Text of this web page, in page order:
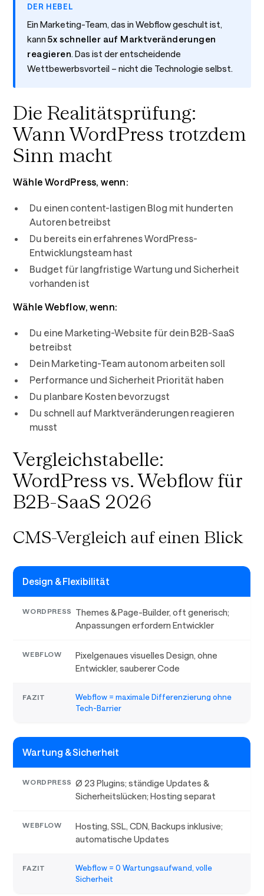
DER HEBEL
Ein Marketing-Team, das in Webflow geschult ist,
kann5x schneller auf Marktveränderungen
reagieren. Das ist der entscheidende
Wettbewerbsvorteil – nicht die Technologie selbst.
Die Realitätsprüfung:
Wann WordPress trotzdem
Sinn macht
Wähle WordPress, wenn:
Du einen content-lastigen Blog mit hunderten
Autoren betreibst
Du bereits ein erfahrenes WordPress-
Entwicklungsteam hast
Budget für langfristige Wartung und Sicherheit
vorhanden ist
Wähle Webflow, wenn:
Du eine Marketing-Website für dein B2B-SaaS
betreibst
Dein Marketing-Team autonom arbeiten soll
Performance und Sicherheit Priorität haben
Du planbare Kosten bevorzugst
Du schnell auf Marktveränderungen reagieren
musst
Vergleichstabelle:
WordPress vs. Webflow für
B2B-SaaS 2026
CMS-Vergleich auf einen Blick
Design & Flexibilität
Themes & Page-Builder, oft generisch;
Anpassungen erfordern Entwickler
Pixelgenaues visuelles Design, ohne
Entwickler, sauberer Code
Webflow = maximale Differenzierung ohne
Tech-Barrier
Wartung & Sicherheit
Ø 23 Plugins; ständige Updates &
Sicherheitslücken; Hosting separat
Hosting, SSL, CDN, Backups inklusive;
automatische Updates
Webflow = 0 Wartungsaufwand, volle
Sicherheit